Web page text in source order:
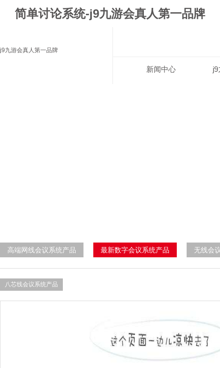
简单讨论系统-j9九游会真人第一品牌
j9九游会真人第一品牌
新闻中心
高端网线会议系统产品 最新数字会议系统产品 无线会
八芯线会议系统产品